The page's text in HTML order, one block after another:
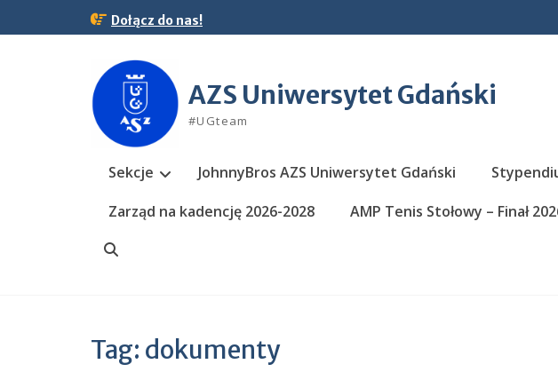
Dołącz do nas!
AZS Uniwersytet Gdański
#UGteam
Sekcje JohnnyBros AZS Uniwersytet Gdański
Zarząd na kadencję 2026-2028
AMP Tenis Stołowy – Finał
Tag: dokumenty